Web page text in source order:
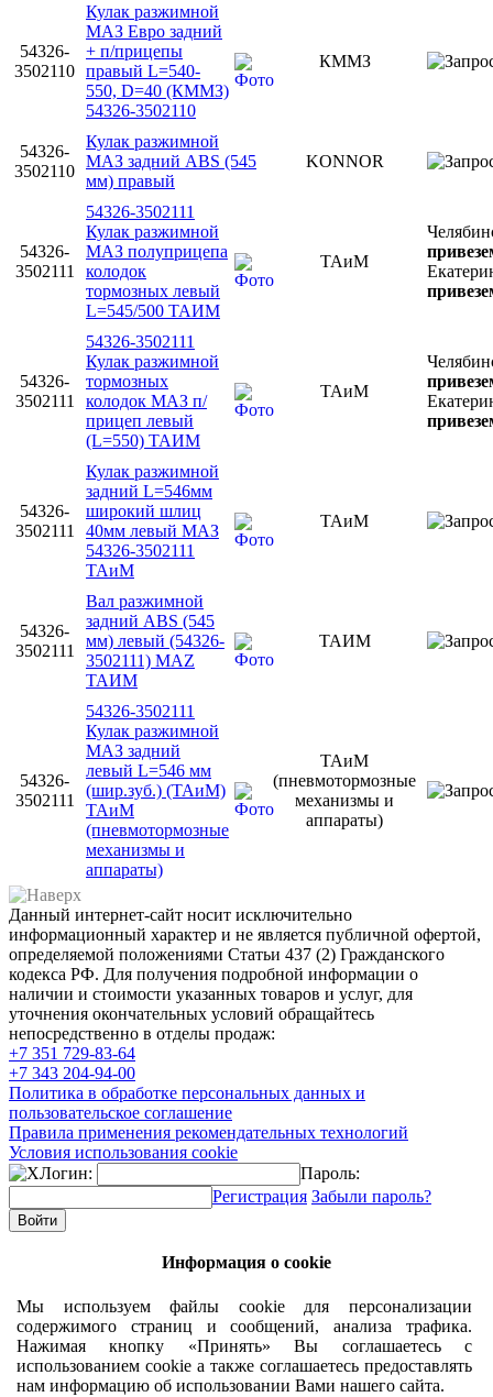
54326-
3502110
Кулак разжимной
МАЗ Евро задний
+ п/прицепы
правый L=540-
550, D=40 (КММЗ)
54326-3502110
КММЗ
54326-
3502110
Кулак разжимной
МАЗ задний АВS (545
мм) правый
KONNOR
54326-
3502111
54326-3502111
Кулак разжимной
МАЗ полуприцепа
колодок
тормозных левый
L=545/500 ТАИМ
ТАиМ
54326-
3502111
54326-3502111
Кулак разжимной
тормозных
колодок МАЗ п/
прицеп левый
(L=550) ТАИМ
ТАиМ
54326-
3502111
Кулак разжимной
задний L=546мм
широкий шлиц
40мм левый МАЗ
54326-3502111
ТАиМ
ТАиМ
54326-
3502111
Вал разжимной
задний АВS (545
мм) левый (54326-
3502111) MAZ
ТАИМ
ТАИМ
54326-
3502111
54326-3502111
Кулак разжимной
МАЗ задний
левый L=546 мм
(шир.зуб.) (ТАиМ)
ТАиМ
(пневмотормозные
механизмы и
аппараты)
ТАиМ
(пневмотормозные
механизмы и
аппараты)
Данный интернет-сайт носит исключительно
информационный характер и не является публичной офертой,
определяемой положениями Статьи 437 (2) Гражданского
кодекса РФ. Для получения подробной информации о
наличии и стоимости указанных товаров и услуг, для
уточнения окончательных условий обращайтесь
непосредственно в отделы продаж:
+7 351 729-83-64
+7 343 204-94-00
Политика в обработке персональных данных и
пользовательское соглашение
Правила применения рекомендательных технологий
Условия использования cookie
Логин:
Пароль:
Регистрация Забыли пароль?
Информация о cookie
Мы используем файлы cookie для персонализации
содержимого страниц и сообщений, анализа трафика.
Нажимая кнопку «Принять» Вы соглашаетесь с
использованием cookie а также соглашаетесь предоставлять
нам информацию об использовании Вами нашего сайта.